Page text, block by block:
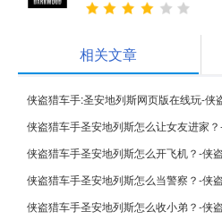
相关文章
侠盗猎车手圣安地列斯怎么开飞机？-侠
侠盗猎车手圣安地列斯怎么当警察？-侠
侠盗猎车手圣安地列斯怎么收小弟？-侠